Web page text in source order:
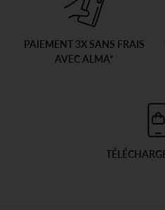
PAIEMENT 3X SANS FRAIS
AVEC ALMA*